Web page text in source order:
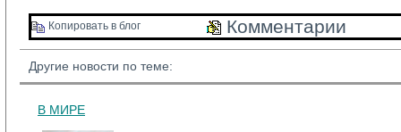
Копировать в блог Комментарии
Другие новости по теме:
В МИРЕ